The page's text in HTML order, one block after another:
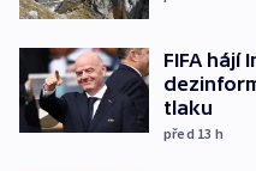
FIFA hájí
tlaku
před 13 h